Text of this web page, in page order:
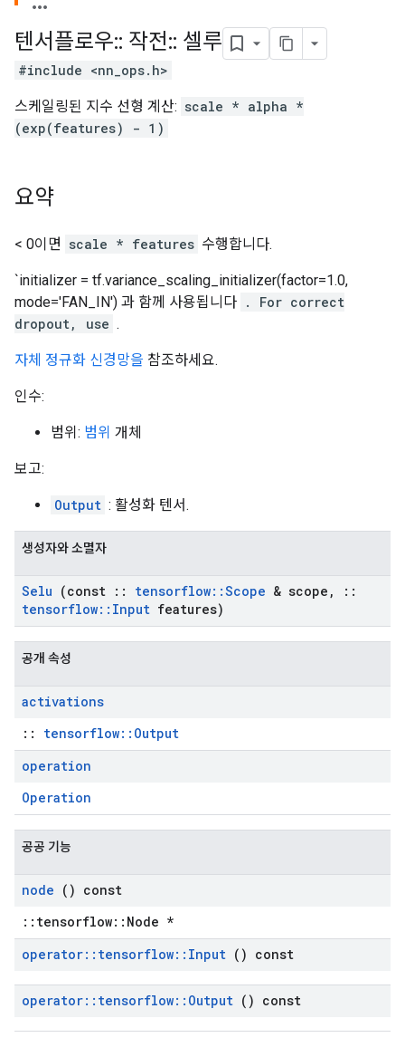
텐서플로우:: 작전:: 셀루
#include <nn_ops.h>
스케일링된 지수 선형 계산: scale * alpha *
(exp(features) - 1)
요약
< 0이면 scale * features 수행합니다.
`initializer = tf.variance_scaling_initializer(factor=1.0,
mode='FAN_IN') 과 함께 사용됩니다 . For correct
dropout, use .
자체 정규화 신경망을 참조하세요.
인수:
범위: 범위 개체
보고:
Output : 활성화 텐서.
생성자와 소멸자
Selu (const :: tensorflow::Scope & scope ,
::
tensorflow:: Input features)
공개 속성
activations
:: tensorflow::Output
operation
Operation
공공 기능
node () const
::tensorflow::Node *
operator:: tensorflow:: Input () const
operator:: tensorflow:: Output () const